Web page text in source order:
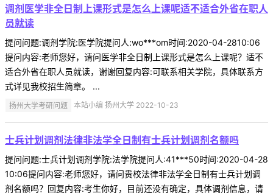
调剂医学非全日制上课形式是怎么上课呢适不适合外省在职人
员就读
提问问题:调剂学院:医学院提问人:wo***om时间:2020-04-2810:06
提问内容:老师您好，请问医学非全日制上课形式是怎么上课呢？适不
适合外省在职人员就读，谢谢回复内容:可联系相关学院，具体联系方
式详见我校招生简章。 ...
扬州大学考研问题 本站小编 扬州大学 2022-10-23
士兵计划调剂法律非法学全日制有士兵计划调剂名额吗
提问问题:士兵计划调剂学院:法学院提问人:41***50时间:2020-04-28
10:06提问内容:老师您好，请问贵校法律非法学全日制有士兵计划调
剂名额吗？回复内容:考生你好，目前还没有确定，具体调剂信息，请